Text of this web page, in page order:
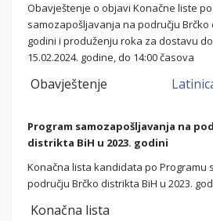
Obavještenje o objavi Konačne liste
samozapošljavanja na području Brčko
godini i produženju roka za dostavu
15.02.2024. godine, do 14:00 časova
Obavještenje
Program samozapošljavanja na
distrikta BiH u 2023. godini
Konačna lista kandidata po Programu
području Brčko distrikta BiH u 2023.
Konačna lista